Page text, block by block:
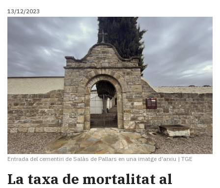
13/12/2023
Entrada del cementiri de Salàs de Pallars en una imatge d'arxiu | TGE
La taxa de mortalitat al